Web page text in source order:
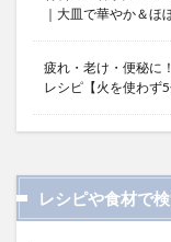
｜大皿で華やか＆ほ
疲れ・老け・便秘に
レシピ【火を使わず5
レシピや食材で